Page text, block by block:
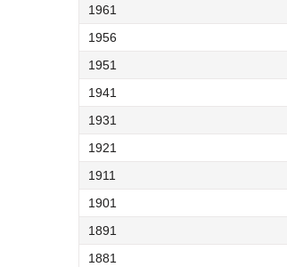
1961
1956
1951
1941
1931
1921
1911
1901
1891
1881